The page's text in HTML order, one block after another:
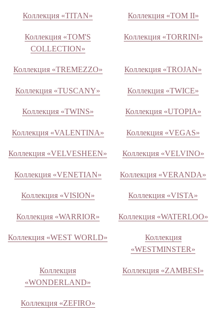
Коллекция «TITAN» Коллекция «TOM II»
Коллекция «TOM'S
COLLECTION»
Коллекция «TORRINI»
Коллекция «TREMEZZO» Коллекция «TROJAN»
Коллекция «TUSCANY» Коллекция «TWICE»
Коллекция «TWINS» Коллекция «UTOPIA»
Коллекция «VALENTINA» Коллекция «VEGAS»
Коллекция «VELVESHEEN» Коллекция «VELVINO»
Коллекция «VENETIAN» Коллекция «VERANDA»
Коллекция «VISION» Коллекция «VISTA»
Коллекция «WARRIOR» Коллекция «WATERLOO»
Коллекция «WEST WORLD»
Коллекция
«WESTMINSTER»
Коллекция
«WONDERLAND»
Коллекция «ZAMBESI»
Коллекция «ZEFIRO»